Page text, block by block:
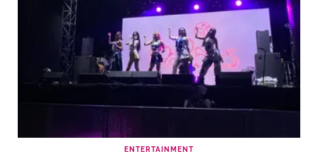
ENTERTAINMENT